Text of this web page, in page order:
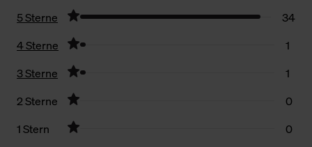
5 Sterne
34
4 Sterne
1
3 Sterne
1
2 Sterne
0
1 Stern
0